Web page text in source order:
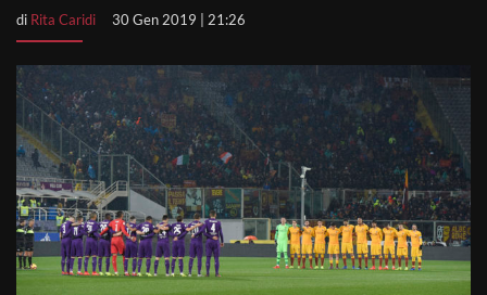
di Rita Caridi 30 Gen 2019 | 21:26